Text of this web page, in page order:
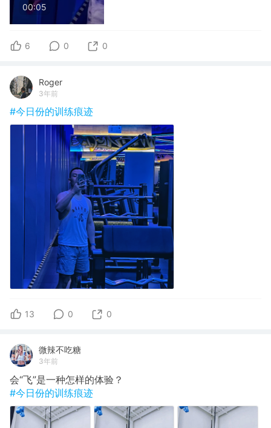
00:05
6 0 0
Roger
3年前
#今日份的训练痕迹
13 0 0
微辣不吃糖
3年前
会“飞”是一种怎样的体验？
#今日份的训练痕迹